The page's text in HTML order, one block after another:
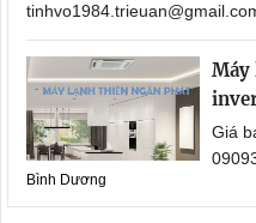
Máy
Giá
Bình Dương